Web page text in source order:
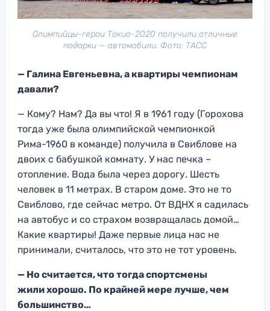
Олимпийцы-герои Токио-2020 получили отличные
подарки — автомобили. Фото: ТАСС
— Галина Евгеньевна, а квартиры чемпионам
давали?
— Кому? Нам? Да вы что! Я в 1961 году (Горохова
тогда уже была олимпийской чемпионкой
Рима-1960 в команде) получила в Свиблове на
двоих с бабушкой комнату. У нас печка –
отопление. Вода была через дорогу. Шесть
человек в 11 метрах. В старом доме. Это не то
Свиблово, где сейчас метро. От ВДНХ я садилась
на автобус и со страхом возвращалась домой…
Какие квартиры! Даже первые лица нас не
принимали, считалось, что это не тот уровень.
— Но считается, что тогда спортсмены
жилихорошо. По крайней мере лучше, чем
большинство…